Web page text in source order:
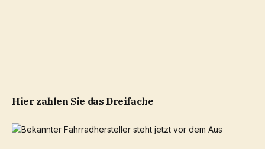
Hier zahlen Sie das Dreifache